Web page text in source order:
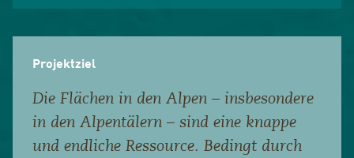
Projektziel
Die Flächen in den Alpen – insbesondere
in den Alpentälern – sind eine knappe
und endliche Ressource. Bedingt durch